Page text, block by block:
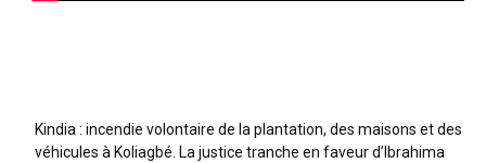
Kindia : incendie volontaire de la plantation, des maisons et des
véhicules à Koliagbé. La justice tranche en faveur d’Ibrahima